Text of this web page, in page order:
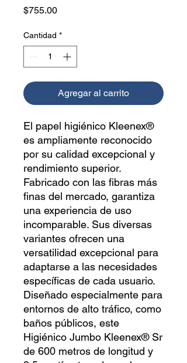
$755.00Precio
Cantidad *
Agregar al carrito
El papel higiénico Kleenex®
es ampliamente reconocido
por su calidad excepcional y
rendimiento superior.
Fabricado con las fibras más
finas del mercado, garantiza
una experiencia de uso
incomparable. Sus diversas
variantes ofrecen una
versatilidad excepcional para
adaptarse a las necesidades
específicas de cada usuario.
Diseñado especialmente para
entornos de alto tráfico, como
baños públicos, este
Higiénico Jumbo Kleenex® Sr
de 600 metros de longitud y